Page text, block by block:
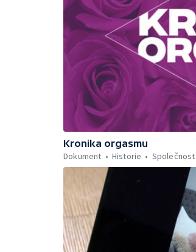
Kronika orgasmu
Dokument
Historie Společnost